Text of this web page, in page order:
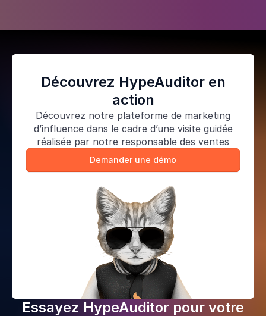
Découvrez HypeAuditor en
action
Découvrez notre plateforme de marketing
d’influencedans le cadre d’une visite guidée
réalisée par notre responsable des ventes
Demander une démo
Essayez HypeAuditor pour votre